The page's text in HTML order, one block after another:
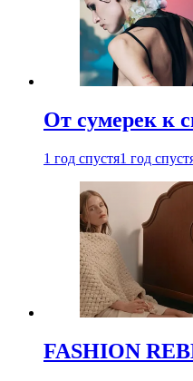
От сумерек к
1 год спустя1 год
FASHION